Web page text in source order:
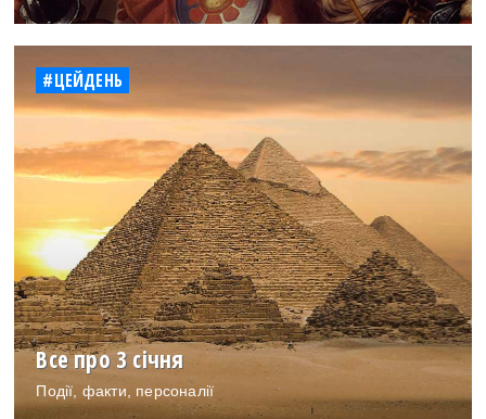
#ЦЕЙДЕНЬ
Все про 3 січня
Події, факти, персоналії